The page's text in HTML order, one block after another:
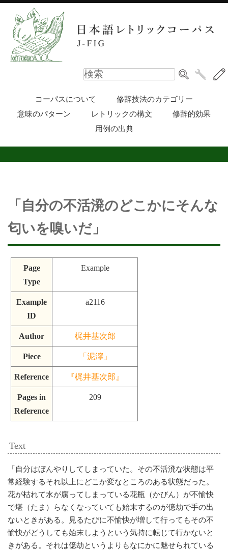
コーパスについて
修辞技法のカテゴリー
意味のパターン
レトリックの構文
修辞的効果
用例の出典
「自分の不活溌のどこかにそんな
匂いを嗅いだ」
Page
Type
Example
Example
ID
a2116
Author 梶井基次郎
Piece 「泥濘」
Reference 『梶井基次郎』
Pages in
Reference
209
Text
「 自分はぼんやりしてしまっていた。その不活溌な状態は平
常経験するそれ以上にどこか変なところのある状態だった。
花が枯れて水が腐ってしまっている花瓶（かびん）が不愉快
で堪（たま）らなくなっていても始末するのが億劫で手の出
ないときがある。見るたびに不愉快が増して行ってもその不
愉快がどうしても始末しようという気持に転じて行かないと
きがある。それは億劫というよりもなにかに魅せられている